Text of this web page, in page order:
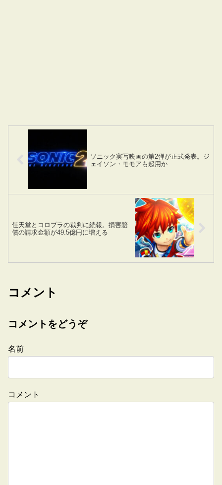
ソニック実写映画の第2弾が正式発表。ジ
ェイソン・モモアも起用か
任天堂とコロプラの裁判に続報。損害賠
償の請求金額が49.5億円に増える
コメント
コメントをどうぞ
名前
コメント